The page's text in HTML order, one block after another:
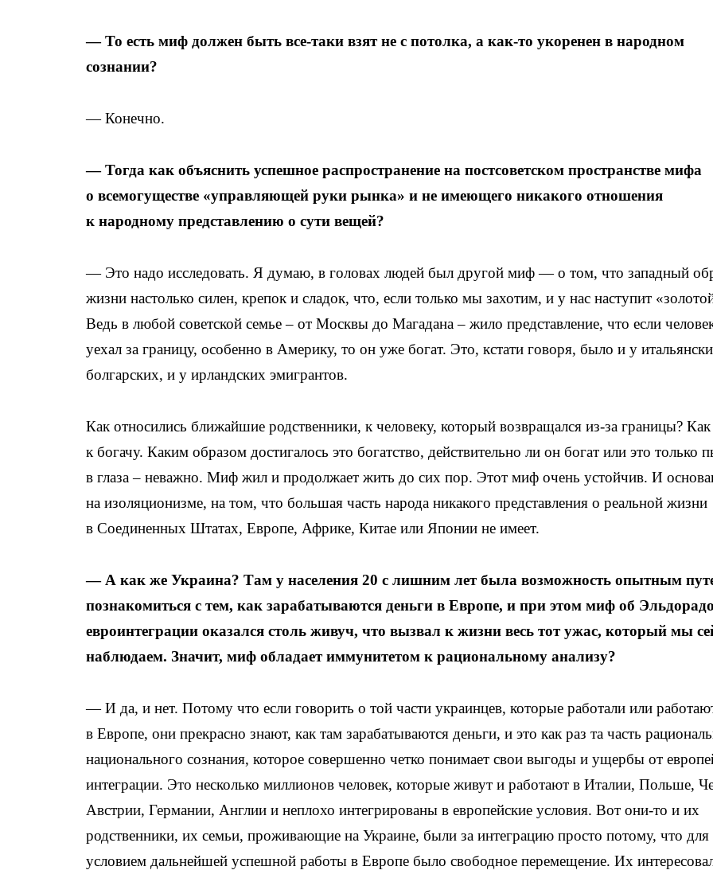
— То есть миф должен быть все-таки взят не с потолка, а как-то укоренен в народном
сознании?
— Конечно.
— Тогда как объяснить успешное распространение на постсоветском пространстве мифа
о всемогуществе «управляющей руки рынка» и не имеющего никакого отношения
к народному представлению о сути вещей?
— Это надо исследовать. Я думаю, в головах людей был другой миф — о том, что западный
жизни настолько силен, крепок и сладок, что, если только мы захотим, и у нас наступит
Ведь в любой советской семье – от Москвы до Магадана – жило представление, что если
уехал за границу, особенно в Америку, то он уже богат. Это, кстати говоря, было и у
болгарских, и у ирландских эмигрантов.
Как относились ближайшие родственники, к человеку, который возвращался из-за границы? Как
к богачу. Каким образом достигалось это богатство, действительно ли он богат или это только
в глаза – неважно. Миф жил и продолжает жить до сих пор. Этот миф очень устойчив. И
на изоляционизме, на том, что большая часть народа никакого представления о реальной жизни
в Соединенных Штатах, Европе, Африке, Китае или Японии не имеет.
— А как же Украина? Там у населения 20 с лишним лет была возможность опытным
познакомиться с тем, как зарабатываются деньги в Европе, и при этом миф об Эльдорадо
евроинтеграции оказался столь живуч, что вызвал к жизни весь тот ужас, который мы
наблюдаем. Значит, миф обладает иммунитетом к рациональному анализу?
— И да, и нет. Потому что если говорить о той части украинцев, которые работали или
в Европе, они прекрасно знают, как там зарабатываются деньги, и это как раз та часть
национального сознания, которое совершенно четко понимает свои выгоды и ущербы от
интеграции. Это несколько миллионов человек, которые живут и работают в Италии, Польше,
Австрии, Германии, Англии и неплохо интегрированы в европейские условия. Вот они-то и их
родственники, их семьи, проживающие на Украине, были за интеграцию просто потому, что для
условием дальнейшей успешной работы в Европе было свободное перемещение. Их